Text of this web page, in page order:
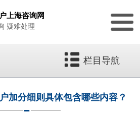
上海咨询网
疑难处理
栏目导航
加分细则具体包含哪些内容？